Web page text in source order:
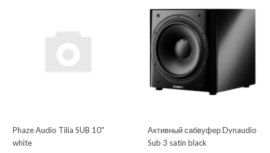
Phaze Audio Tilia SUB 10"
white
Активный сабвуфер Dynaudio
Sub 3 satin black